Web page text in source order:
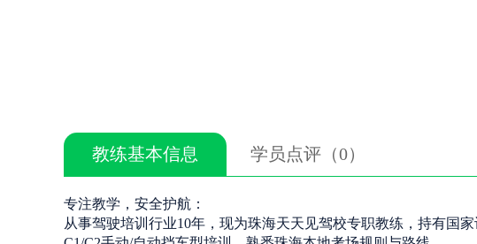
教练基本信息 学员点评（0）
专注教学，安全护航：
从事驾驶培训行业10年，现为珠海天天见驾校专职教练，持有国